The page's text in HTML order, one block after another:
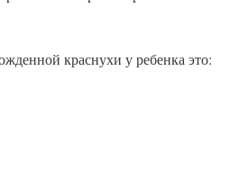
краснухи у ребенка это: